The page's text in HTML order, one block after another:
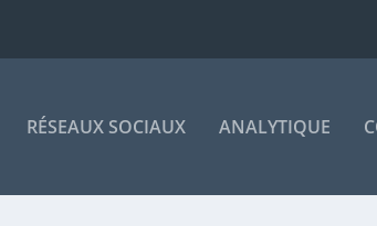
RÉSEAUX SOCIAUX ANALYTIQUE